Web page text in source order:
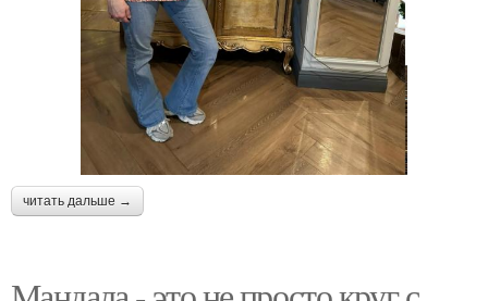
читать дальше →